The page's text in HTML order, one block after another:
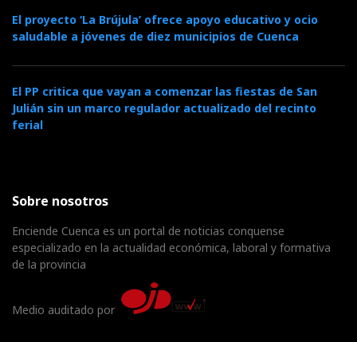
El proyecto ‘La Brújula’ ofrece apoyo educativo y ocio
saludable a jóvenes de diez municipios de Cuenca
El PP critica que vayan a comenzar las fiestas de San
Julián sin un marco regulador actualizado del recinto
ferial
Sobre nosotros
Enciende Cuenca es un portal de noticias conquense
especializado en la actualidad económica, laboral y formativa
de la provincia
Medio auditado por